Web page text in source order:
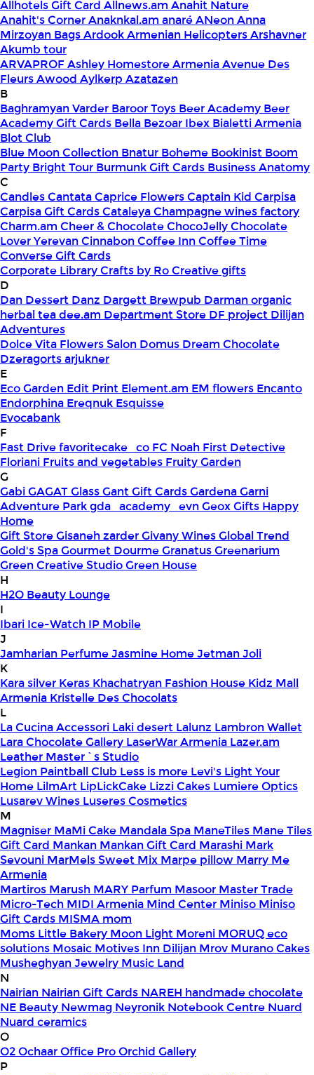
Allhotels Gift Card Allnews.am Anahit Nature
Anahit's CornerAnaknkal.am anaréANeonAnna
Mirzoyan BagsArdookArmenian HelicoptersArshavner
Akumb tour
ARVAPROF Ashley Homestore ArmeniaAvenue Des
FleursAwood Aylkerp Azatazen
B
Baghramyan Varder Baroor Toys Beer Academy Beer
Academy Gift Cards Bella Bezoar Ibex Bialetti Armenia
Blot Club
Blue Moon Collection Bnatur Boheme Bookinist Boom
Party Bright Tour Burmunk Gift Cards Business Anatomy
C
CandlesCantataCaprice FlowersCaptain Kid Carpisa
Carpisa Gift CardsCataleyaChampagne wines factory
Charm.am Cheer & ChocolateChocoJellyChocolate
Lover YerevanCinnabonCoffee InnCoffee Time
Converse Gift Cards
Corporate LibraryCrafts by RoCreative gifts
D
Dan Dessert Danz Dargett Brewpub Darman organic
herbal teadee.am Department Store DF project Dilijan
Adventures
Dolce Vita Flowers Salon Domus Dream Chocolate
Dzeragorts arjukner
E
Eco Garden Edit Print Element.am EM flowers Encanto
Endorphina Ereqnuk Esquisse
Evocabank
F
Fast Drivefavoritecake_co FC Noah First Detective
Floriani Fruits and vegetables Fruity Garden
G
GabiGAGAT GlassGant Gift CardsGardenaGarni
Adventure Parkgda_academy_evnGeoxGifts Happy
Home
Gift StoreGisaneh zarderGivany WinesGlobal Trend
Gold's SpaGourmet DourmeGranatusGreenarium
Green Creative StudioGreen House
H
H2O Beauty Lounge
I
Ibari Ice-Watch IP Mobile
J
Jamharian PerfumeJasmine HomeJetmanJoli
K
Kara silver Keras Khachatryan Fashion House Kidz Mall
Armenia Kristelle Des Chocolats
L
La Cucina Accessori Laki desert Lalunz Lambron Wallet
Lara Chocolate Gallery LaserWar Armenia Lazer.am
Leather Master`s Studio
Legion Paintball Club Less is more Levi's Light Your
Home LilmArt LipLickCake Lizzi Cakes Lumiere Optics
Lusarev Wines Luseres Cosmetics
M
Magniser MaMi Cake Mandala Spa ManeTiles Mane Tiles
Gift Card Mankan Mankan Gift Card Marashi Mark
Sevouni MarMels Sweet Mix Marpe pillow Marry Me
Armenia
Martiros Marush MARY Parfum Masoor Master Trade
Micro-Tech MIDI Armenia Mind Center Miniso Miniso
Gift Cards MISMA mom
Moms Little Bakery Moon Light Moreni MORUQ eco
solutions Mosaic Motives Inn Dilijan Mrov Murano Cakes
Musheghyan Jewelry Music Land
N
Nairian Nairian Gift Cards NAREH handmade chocolate
NE Beauty Newmag Neyronik Notebook Centre Nuard
Nuard ceramics
O
O2OchaarOffice ProOrchid Gallery
P